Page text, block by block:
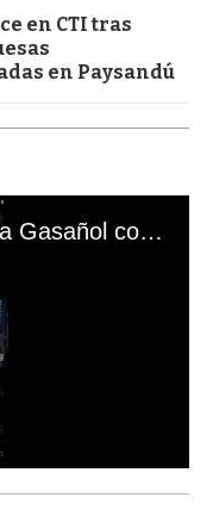
en CTI tras
en Paysandú
El mal momento de Yanina Gasañol con un hincha argentino en "Subrayado"